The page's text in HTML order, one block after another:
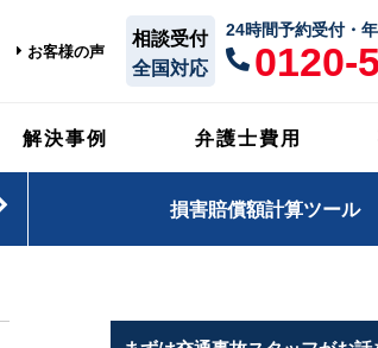
お客様の声
相談受付
全国対応
24時間予約受付・
0120-
解決事例 弁護士費用
損害賠償額計算ツール